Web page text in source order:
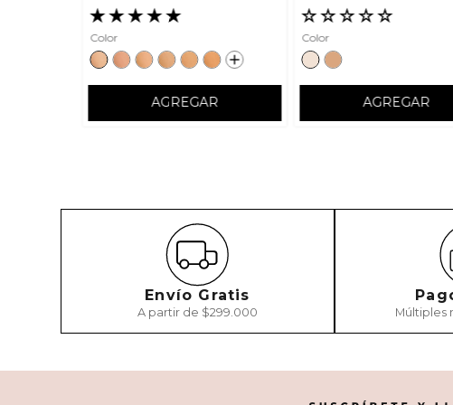
★★★★★
Color
AGREGAR
☆☆☆☆☆
Color
AGREGAR
Envío Gratis
A partir de $299.000 Múltiples